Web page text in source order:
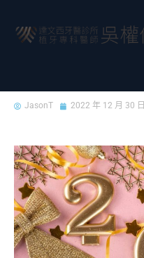
JasonT 2022 年 12 月 30 日